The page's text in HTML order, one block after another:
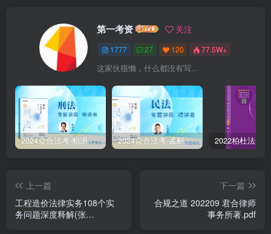
第一考资 关注
1777 27 120 77.5W+
这家伙很懒，什么都没有写...
2024众合法考-柏浪涛刑法-精讲卷pdf电子版（附视频1-76全） 2024众合法考-孟献贵民法-精讲卷.pdf
上一篇
工程造价法律实务108个实
务问题深度释解(张
下一篇
合规之道 202209 君合律师
事务所著.pdf